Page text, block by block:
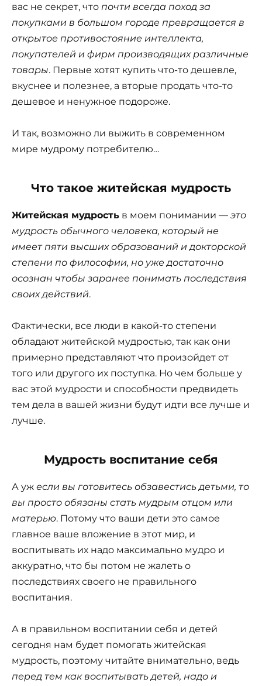
вас не секрет, что почти всегда поход за
покупками в большом городе превращается в
открытое противостояние интеллекта,
покупателей и фирм производящих различные
товары. Первые хотят купить что-то дешевле,
вкуснее и полезнее, а вторые продать что-то
дешевое и ненужное подороже.
И так, возможно ли выжить в современном
мире мудрому потребителю…
Что такое житейская мудрость
Житейская мудрость в моем понимании — это
мудрость обычного человека, который не
имеет пяти высших образований и докторской
степени по философии, но уже достаточно
осознан чтобы заранее понимать последствия
своих действий.
Фактически, все люди в какой-то степени
обладают житейской мудростью, так как они
примерно представляют что произойдет от
того или другого их поступка. Но чем больше у
вас этой мудрости и способности предвидеть
тем дела в вашей жизни будут идти все лучше и
лучше.
Мудрость воспитание себя
А уж если вы готовитесь обзавестись детьми, то
вы просто обязаны стать мудрым отцом или
матерью. Потому что ваши дети это самое
главное ваше вложение в этот мир, и
воспитывать их надо максимально мудро и
аккуратно, что бы потом не жалеть о
последствиях своего не правильного
воспитания.
А в правильном воспитании себя и детей
сегодня нам будет помогать житейская
мудрость, поэтому читайте внимательно, ведь
перед тем как воспитывать детей, надо и